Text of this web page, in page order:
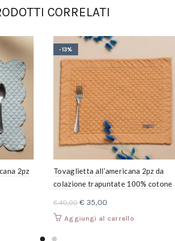
CORRELATI
2pz
-13%
Tovaglietta all’americana 2pz da
colazione trapuntate 100% cotone
€40,00 Il
prezzo
€ 35,00
prezzo
Aggiungi al carrello